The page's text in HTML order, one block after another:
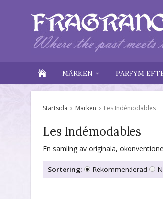
MÄRKEN PARFYM
Startsida Märken Les Indémodables
Les Indémodables
En samling av originala,
Sortering: Rekommenderad